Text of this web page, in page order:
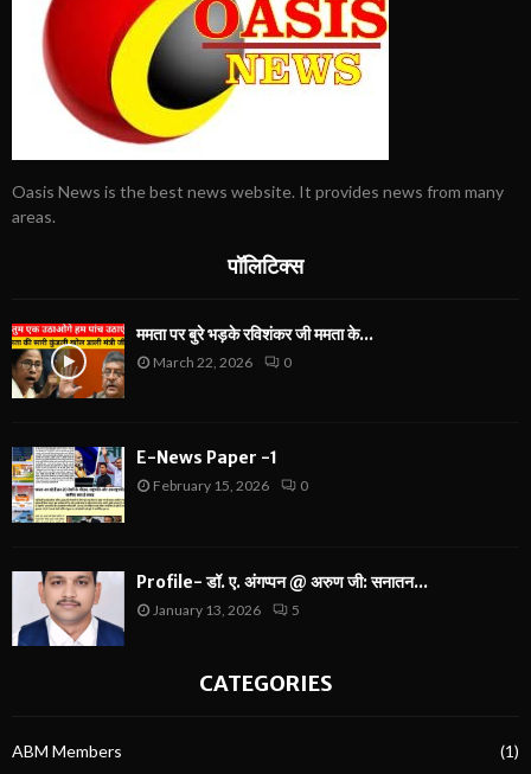
Oasis News is the best news website. It provides news from many
areas.
पॉलिटिक्स
ममता पर बुरे भड़के रविशंकर जी ममता के...
March 22, 2026 0
E-News Paper -1
February 15, 2026 0
Profile- डॉ. ए. अंगप्पन @ अरुण जी: सनातन...
January 13, 2026 5
CATEGORIES
ABM Members (1)